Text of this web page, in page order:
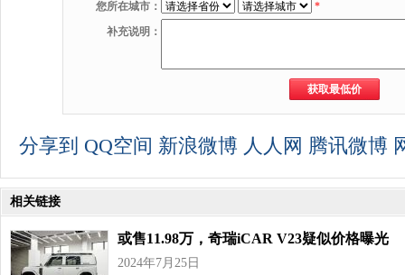
您所在城市：
*
补充说明：
分享到 QQ空间 新浪微博 人人网 腾讯微博
相关链接
或售11.98万，奇瑞iCAR V23疑似价格曝光
2024年7月25日